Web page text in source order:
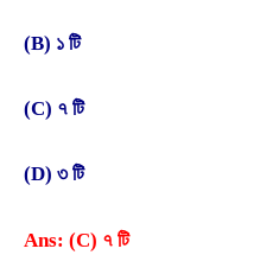
(B) ১ টি
(C) ৭ টি
(D) ৩ টি
Ans: (C) ৭ টি